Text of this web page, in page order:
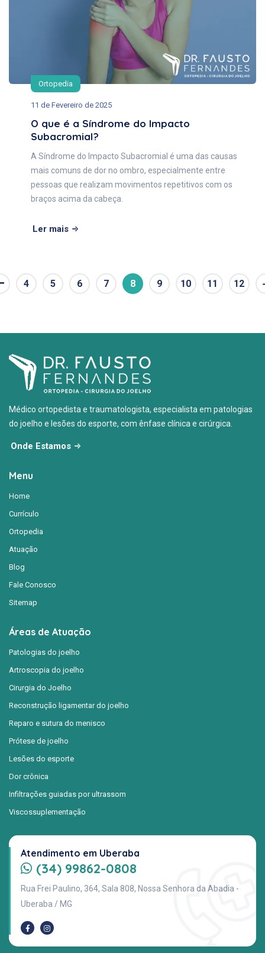
Ortopedia
11 de Fevereiro de 2025
O que é a Síndrome do Impacto
Subacromial?
A Síndrome do Impacto Subacromial é uma das causas
mais comuns de dor no ombro, especialmente entre
pessoas que realizam movimentos repetitivos com os
braços acima da cabeça.
Ler mais
4 5 6 7 8 9 10 11 12
Médico ortopedista e traumatologista, especialista em patologias
do joelho e lesões do esporte, com ênfase clínica e cirúrgica.
Onde Estamos
Menu
Home
Currículo
Ortopedia
Atuação
Blog
Fale Conosco
Sitemap
Áreas de Atuação
Patologias do joelho
Artroscopia do joelho
Cirurgia do Joelho
Reconstrução ligamentar do joelho
Reparo e sutura do menisco
Prótese de joelho
Lesões do esporte
Dor crônica
Infiltrações guiadas por ultrassom
Viscossuplementação
Atendimento em Uberaba
(34) 99862-0808
Rua Frei Paulino, 364, Sala 808, Nossa Senhora da Abadia -
Uberaba / MG